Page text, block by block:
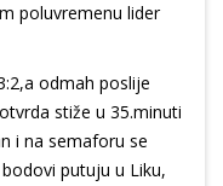
poluvremenu lider
odmah poslije
stiže u 35.minuti
i na semaforu se
putuju u Liku,